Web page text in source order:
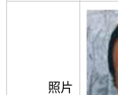
照片